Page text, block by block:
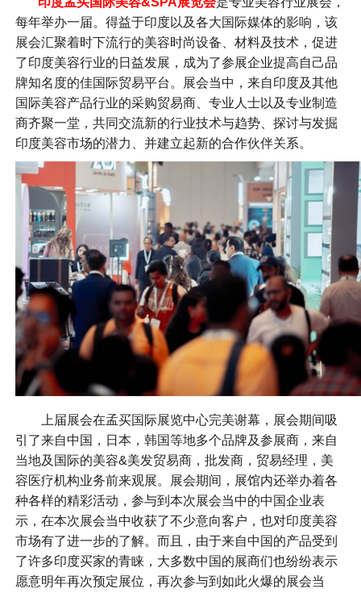
每年举办一届。得益于印度以及各大国际媒体的影响，该
展会汇聚着时下流行的美容时尚设备、材料及技术，促进
了印度美容行业的日益发展，成为了参展企业提高自己品
牌知名度的佳国际贸易平台。展会当中，来自印度及其他
国际美容产品行业的采购贸易商、专业人士以及专业制造
商齐聚一堂，共同交流新的行业技术与趋势、探讨与发掘
印度美容市场的潜力、并建立起新的合作伙伴关系。
上届展会在孟买国际展览中心完美谢幕，展会期间吸
引了来自中国，日本，韩国等地多个品牌及参展商，来自
当地及国际的美容&美发贸易商，批发商，贸易经理，美
容医疗机构业务前来观展。展会期间，展馆内还举办着各
种各样的精彩活动，参与到本次展会当中的中国企业表
示，在本次展会当中收获了不少意向客户，也对印度美容
市场有了进一步的了解。而且，由于来自中国的产品受到
了许多印度买家的青睐，大多数中国的展商们也纷纷表示
愿意明年再次预定展位，再次参与到如此火爆的展会当